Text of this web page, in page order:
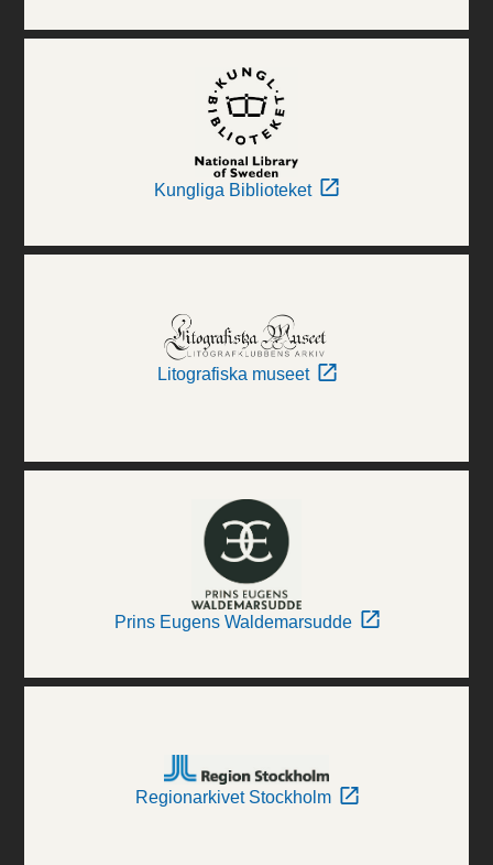
Kungliga Biblioteket
Litografiska museet
Prins Eugens Waldemarsudde
Regionarkivet Stockholm